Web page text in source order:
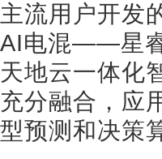
主流用户开发
AI电混——星睿
天地云一体化
充分融合，应
型预测和决策